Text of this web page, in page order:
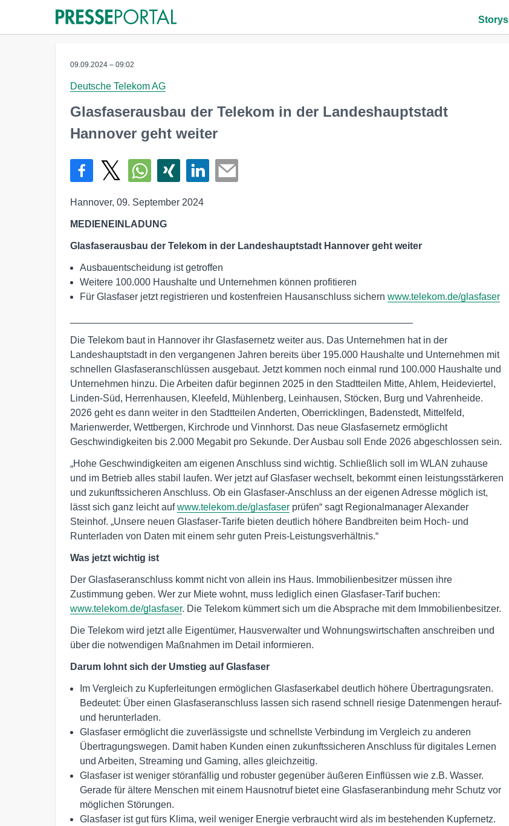
Storys
09.09.2024 – 09:02
Deutsche Telekom AG
Glasfaserausbau der Telekom in der Landeshauptstadt
Hannover geht weiter
Hannover, 09. September 2024
MEDIENEINLADUNG
Glasfaserausbau der Telekom in der Landeshauptstadt Hannover geht weiter
Ausbauentscheidung ist getroffen
Weitere 100.000 Haushalte und Unternehmen können profitieren
Für Glasfaser jetzt registrieren und kostenfreien Hausanschluss sichern www.telekom.de/glasfaser
Die Telekom baut in Hannover ihr Glasfasernetz weiter aus. Das Unternehmen hat in der
Landeshauptstadt in den vergangenen Jahren bereits über 195.000 Haushalte und Unternehmen mit
schnellen Glasfaseranschlüssen ausgebaut. Jetzt kommen noch einmal rund 100.000 Haushalte und
Unternehmen hinzu. Die Arbeiten dafür beginnen 2025 in den Stadtteilen Mitte, Ahlem, Heideviertel,
Linden-Süd, Herrenhausen, Kleefeld, Mühlenberg, Leinhausen, Stöcken, Burg und Vahrenheide.
2026 geht es dann weiter in den Stadtteilen Anderten, Oberricklingen, Badenstedt, Mittelfeld,
Marienwerder, Wettbergen, Kirchrode und Vinnhorst. Das neue Glasfasernetz ermöglicht
Geschwindigkeiten bis 2.000 Megabit pro Sekunde. Der Ausbau soll Ende 2026 abgeschlossen sein.
„Hohe Geschwindigkeiten am eigenen Anschluss sind wichtig. Schließlich soll im WLAN zuhause
und im Betrieb alles stabil laufen. Wer jetzt auf Glasfaser wechselt, bekommt einen leistungsstärkeren
und zukunftssicheren Anschluss. Ob ein Glasfaser-Anschluss an der eigenen Adresse möglich ist,
lässt sich ganz leicht aufwww.telekom.de/glasfaser prüfen“ sagt Regionalmanager Alexander
Steinhof. „Unsere neuen Glasfaser-Tarife bieten deutlich höhere Bandbreiten beim Hoch- und
Runterladen von Daten mit einem sehr guten Preis-Leistungsverhältnis.“
Was jetzt wichtig ist
Der Glasfaseranschluss kommt nicht von allein ins Haus. Immobilienbesitzer müssen ihre
Zustimmung geben. Wer zur Miete wohnt, muss lediglich einen Glasfaser-Tarif buchen:
www.telekom.de/glasfaser. Die Telekom kümmert sich um die Absprache mit dem Immobilienbesitzer.
Die Telekom wird jetzt alle Eigentümer, Hausverwalter und Wohnungswirtschaften anschreiben und
über die notwendigen Maßnahmen im Detail informieren.
Darum lohnt sich der Umstieg auf Glasfaser
Im Vergleich zu Kupferleitungen ermöglichen Glasfaserkabel deutlich höhere Übertragungsraten.
Bedeutet: Über einen Glasfaseranschluss lassen sich rasend schnell riesige Datenmengen herauf-
und herunterladen.
Glasfaser ermöglicht die zuverlässigste und schnellste Verbindung im Vergleich zu anderen
Übertragungswegen. Damit haben Kunden einen zukunftssicheren Anschluss für digitales Lernen
und Arbeiten, Streaming und Gaming, alles gleichzeitig.
Glasfaser ist weniger störanfällig und robuster gegenüber äußeren Einflüssen wie z.B. Wasser.
Gerade für ältere Menschen mit einem Hausnotruf bietet eine Glasfaseranbindung mehr Schutz vor
möglichen Störungen.
Glasfaser ist gut fürs Klima, weil weniger Energie verbraucht wird als im bestehenden Kupfernetz.